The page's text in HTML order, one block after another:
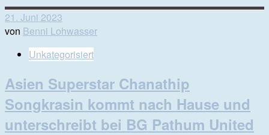
21. Juni 2023
von Benni Lohwasser
Unkategorisiert
Asien Superstar Chanathip
Songkrasin kommt nach Hause und
unterschreibt bei BG Pathum United